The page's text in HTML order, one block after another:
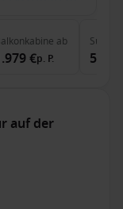
ab
€p. P.
Suite
auf der